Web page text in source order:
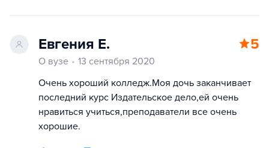
Евгения Е. 5
О вузе
13 сентября 2020
Очень хороший колледж.Моя дочь заканчивает
последний курс Издательское дело,ей очень
нравиться учиться,преподаватели все очень
хорошие.